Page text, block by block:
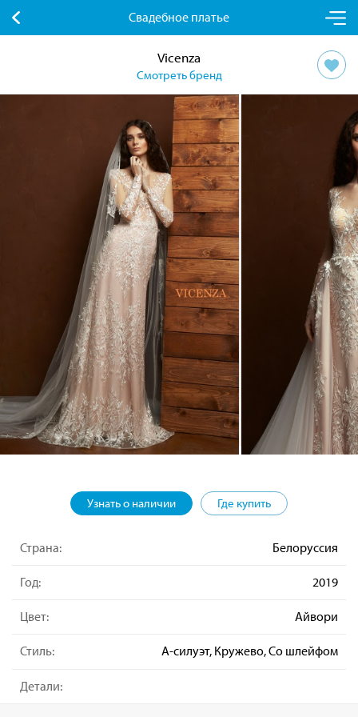
Свадебное платье
Vicenza
Смотреть бренд
Узнать о наличии Где купить
Страна: Белоруссия
Год: 2019
Цвет: Айвори
Стиль: А-силуэт, Кружево, Со шлейфом
Детали: